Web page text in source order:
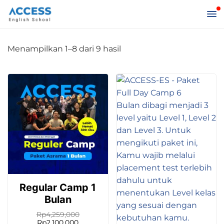
Menampilkan 1–8 dari 9 hasil
popularitas
Regular Camp 1
Bulan
Rp4,259,000
Harga
Harga